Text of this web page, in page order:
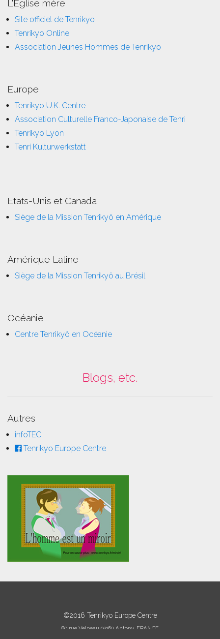
L'Eglise mère
Site officiel de Tenrikyo
Tenrikyo Online
Association Jeunes Hommes de Tenrikyo
Europe
Tenrikyo U.K. Centre
Association Culturelle Franco-Japonaise de Tenri
Tenrikyo Lyon
Tenri Kulturwerkstatt
Etats-Unis et Canada
Siège de la Mission Tenrikyô en Amérique
Amérique Latine
Siège de la Mission Tenrikyô au Brésil
Océanie
Centre Tenrikyô en Océanie
Blogs, etc.
Autres
infoTEC
Tenrikyo Europe Centre
©2016 Tenrikyo Europe Centre
80 rue Velpeau 92160 Antony, FRANCE